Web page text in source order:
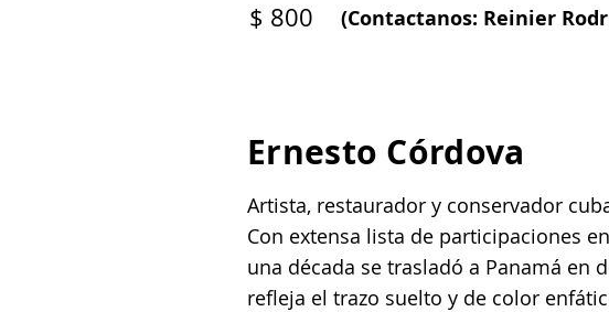
$ 800 (Contactanos: Reinier
Ernesto Córdova
Artista, restaurador y conservador
Con extensa lista de participaciones
una década se trasladó a Panamá en
refleja el trazo suelto y de color